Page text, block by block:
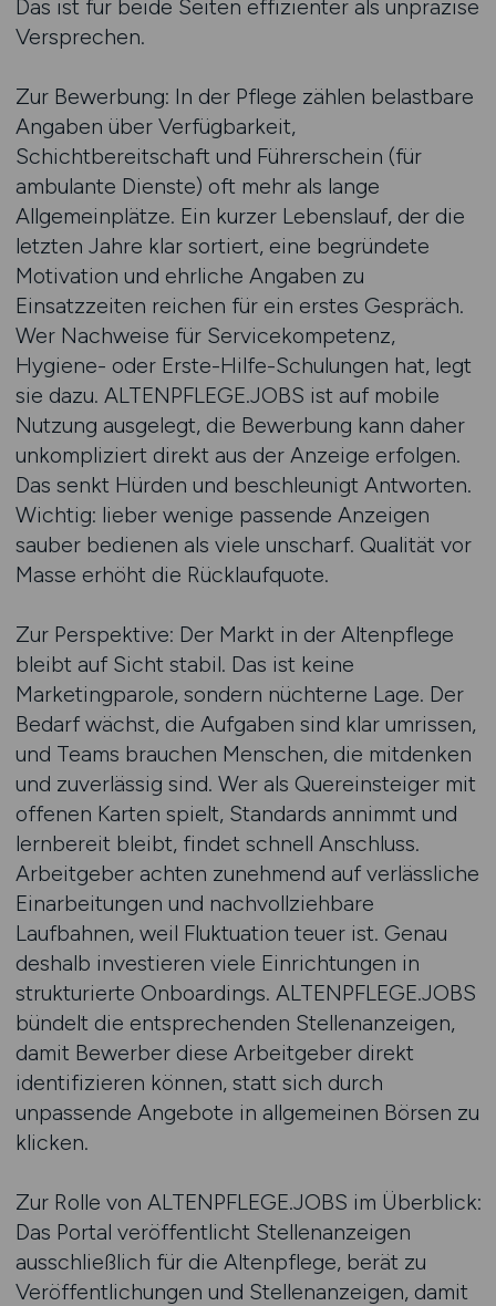
Das ist für beide Seiten effizienter als unpräzise
Versprechen.
Zur Bewerbung: In der Pflege zählen belastbare
Angaben über Verfügbarkeit,
Schichtbereitschaft und Führerschein (für
ambulante Dienste) oft mehr als lange
Allgemeinplätze. Ein kurzer Lebenslauf, der die
letzten Jahre klar sortiert, eine begründete
Motivation und ehrliche Angaben zu
Einsatzzeiten reichen für ein erstes Gespräch.
Wer Nachweise für Servicekompetenz,
Hygiene- oder Erste-Hilfe-Schulungen hat, legt
sie dazu. ALTENPFLEGE.JOBS ist auf mobile
Nutzung ausgelegt, die Bewerbung kann daher
unkompliziert direkt aus der Anzeige erfolgen.
Das senkt Hürden und beschleunigt Antworten.
Wichtig: lieber wenige passende Anzeigen
sauber bedienen als viele unscharf. Qualität vor
Masse erhöht die Rücklaufquote.
Zur Perspektive: Der Markt in der Altenpflege
bleibt auf Sicht stabil. Das ist keine
Marketingparole, sondern nüchterne Lage. Der
Bedarf wächst, die Aufgaben sind klar umrissen,
und Teams brauchen Menschen, die mitdenken
und zuverlässig sind. Wer als Quereinsteiger mit
offenen Karten spielt, Standards annimmt und
lernbereit bleibt, findet schnell Anschluss.
Arbeitgeber achten zunehmend auf verlässliche
Einarbeitungen und nachvollziehbare
Laufbahnen, weil Fluktuation teuer ist. Genau
deshalb investieren viele Einrichtungen in
strukturierte Onboardings. ALTENPFLEGE.JOBS
bündelt die entsprechenden Stellenanzeigen,
damit Bewerber diese Arbeitgeber direkt
identifizieren können, statt sich durch
unpassende Angebote in allgemeinen Börsen zu
klicken.
Zur Rolle von ALTENPFLEGE.JOBS im Überblick:
Das Portal veröffentlicht Stellenanzeigen
ausschließlich für die Altenpflege, berät zu
Veröffentlichungen und Stellenanzeigen, damit